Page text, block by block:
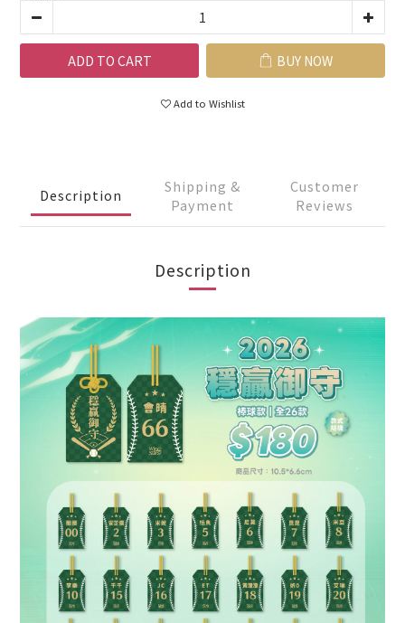
ADD TO CART BUY NOW
Add to Wishlist
Description
Shipping &
Payment
Customer
Reviews
Description